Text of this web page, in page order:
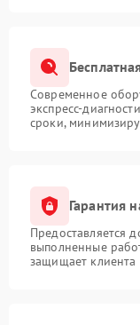
Современное
экспресс-
сроки,
Гарантия
Предоставляется
выполненные
защищает клиента